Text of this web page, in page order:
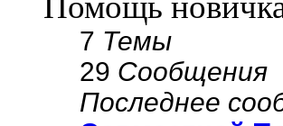
7 Темы
29 Сообщения
Последнее